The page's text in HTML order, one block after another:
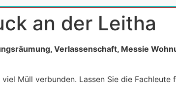
an der Leitha
Verlassenschaft, Messie
Müll verbunden. Lassen Sie die Fachleute